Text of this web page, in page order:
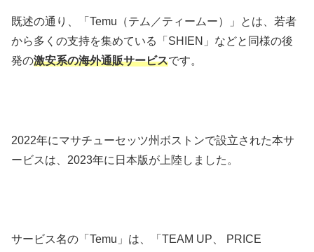
既述の通り、「Temu（テム／ティームー）」とは、若者
から多くの支持を集めている「SHIEN」などと同様の後
発の激安系の海外通販サービスです。
2022年にマサチューセッツ州ボストンで設立された本サ
ービスは、2023年に日本版が上陸しました。
サービス名の「Temu」は、「TEAM UP、 PRICE